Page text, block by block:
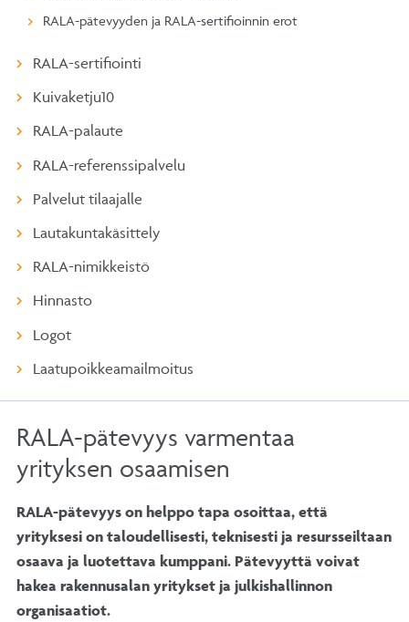
RALA-pätevyyden ja RALA-sertifioinnin erot
RALA-sertifiointi
Kuivaketju10
RALA-palaute
RALA-referenssipalvelu
Palvelut tilaajalle
Lautakuntakäsittely
RALA-nimikkeistö
Hinnasto
Logot
Laatupoikkeamailmoitus
RALA-pätevyys varmentaa
yrityksen osaamisen
RALA-pätevyys on helppo tapa osoittaa, että
yrityksesi on taloudellisesti, teknisesti ja resursseiltaan
osaava ja luotettava kumppani. Pätevyyttä voivat
hakea rakennusalan yritykset ja julkishallinnon
organisaatiot.